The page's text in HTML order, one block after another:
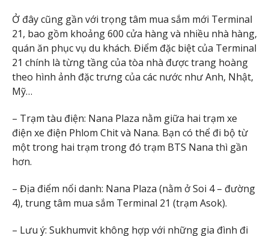
Ở đây cũng gần với trọng tâm mua sắm mới Terminal
21, bao gồm khoảng 600 cửa hàng và nhiều nhà hàng,
quán ăn phục vụ du khách. Điểm đặc biệt của Terminal
21 chính là từng tầng của tòa nhà được trang hoàng
theo hình ảnh đặc trưng của các nước như Anh, Nhật,
Mỹ…
– Trạm tàu điện: Nana Plaza nằm giữa hai trạm xe
điện xe điện Phlom Chit và Nana. Bạn có thể đi bộ từ
một trong hai trạm trong đó trạm BTS Nana thì gần
hơn.
– Địa điểm nổi danh: Nana Plaza (nằm ở Soi 4 – đường
4), trung tâm mua sắm Terminal 21 (trạm Asok).
– Lưu ý: Sukhumvit không hợp với những gia đình đi